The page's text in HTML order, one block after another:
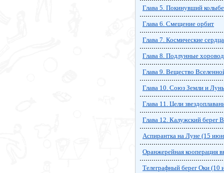
Глава 5. Покинувший
Глава 6. Смещение орбит
Глава 7. Космические сердца
Глава 8. Подлунные
Глава 9. Вещество
Глава 10. Союз Земли и
Глава 11. Цели
Глава 12. Калужский берег
Аспирантка на Луне (15
Оранжерейная кооперация
Телеграфный берег Оки (10